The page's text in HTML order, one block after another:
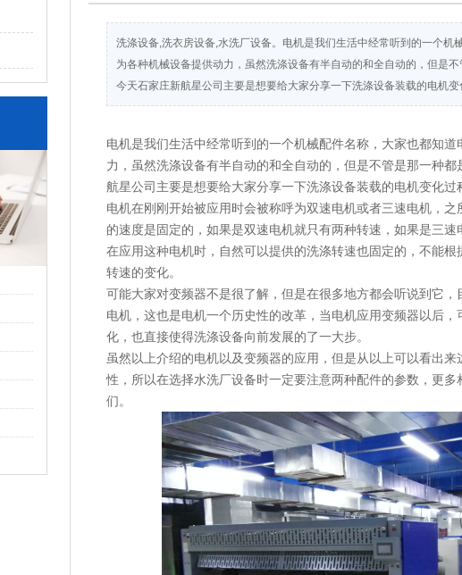
洗涤设备,洗衣房设备,水洗厂设备。电机是我们生活中经常听到的一个机
为各种机械设备提供动力，虽然洗涤设备有半自动的和全自动的，但是
今天石家庄新航星公司主要是想要给大家分享一下洗涤设备装载的电机变
电机是我们生活中经常听到的一个机械配件名称，大家也都知
力，虽然洗涤设备有半自动的和全自动的，但是不管是那一种
航星公司主要是想要给大家分享一下洗涤设备装载的电机变化
电机在刚刚开始被应用时会被称呼为双速电机或者三速电机，
的速度是固定的，如果是双速电机就只有两种转速，如果是三
在应用这种电机时，自然可以提供的洗涤转速也固定的，不能
转速的变化。
可能大家对变频器不是很了解，但是在很多地方都会听说到它
电机，这也是电机一个历史性的改革，当电机应用变频器以后
化，也直接使得洗涤设备向前发展的了一大步。
虽然以上介绍的电机以及变频器的应用，但是从以上可以看出
性，所以在选择水洗厂设备时一定要注意两种配件的参数，更
们。